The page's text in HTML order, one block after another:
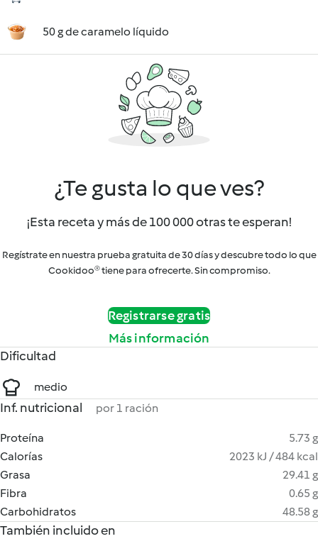
50 g de caramelo líquido
¿Te gusta lo que ves?
¡Esta receta y más de 100 000 otras te esperan!
Regístrate en nuestra prueba gratuita de 30 días y descubre todo lo que
Cookidoo® tiene para ofrecerte. Sin compromiso.
Registrarse gratis
Más información
Dificultad
medio
Inf. nutricional por 1 ración
Proteína
5.73 g
Calorías
2023 kJ / 484 kcal
Grasa
29.41 g
Fibra
0.65 g
Carbohidratos
48.58 g
También incluido en